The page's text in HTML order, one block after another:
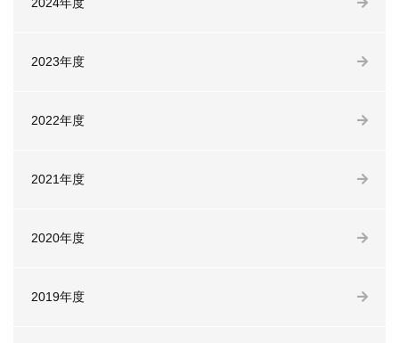
2024年度
2023年度
2022年度
2021年度
2020年度
2019年度